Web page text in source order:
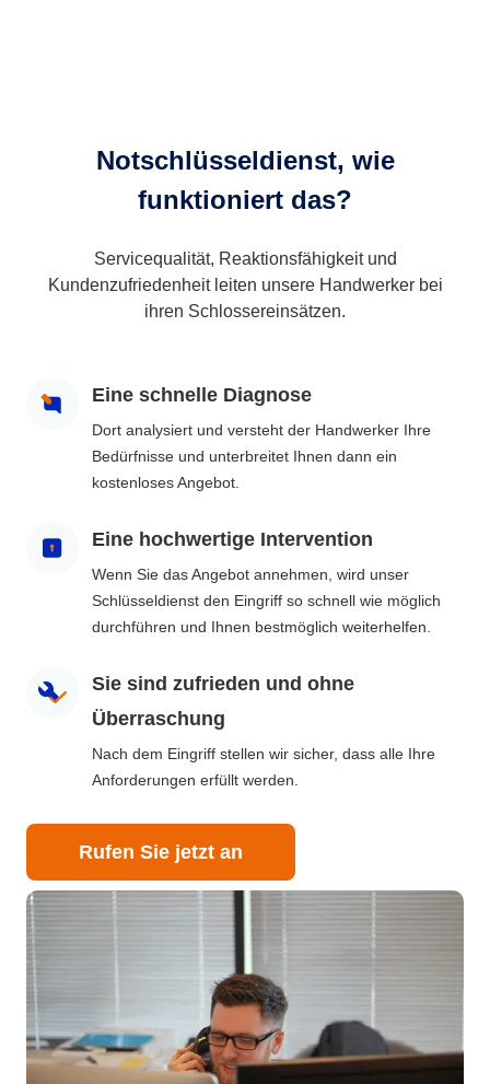
Notschlüsseldienst, wie
funktioniert das?
Servicequalität, Reaktionsfähigkeit und
Kundenzufriedenheit leiten unsere Handwerker bei
ihren Schlossereinsätzen.
Eine schnelle Diagnose
Dort analysiert und versteht der Handwerker Ihre
Bedürfnisse und unterbreitet Ihnen dann ein
kostenloses Angebot.
Eine hochwertige Intervention
Wenn Sie das Angebot annehmen, wird unser
Schlüsseldienst den Eingriff so schnell wie möglich
durchführen und Ihnen bestmöglich weiterhelfen.
Sie sind zufrieden und ohne
Überraschung
Nach dem Eingriff stellen wir sicher, dass alle Ihre
Anforderungen erfüllt werden.
Rufen Sie jetzt an